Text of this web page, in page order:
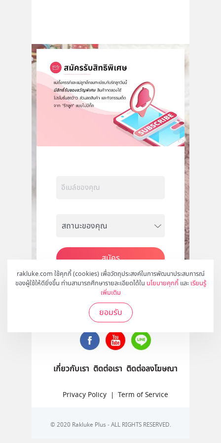
rakluke.com ใช้คุกกี้ (cookies) เพื่อวัตถุประสงค์ในการพัฒนาประสบการณ์
ของผู้ใช้ให้ดียิ่งขึ้น ท่านสามารถศึกษารายละเอียดได้ใน นโยบายคุกกี้ และ เรียนรู้
เพิ่มเติม
ยอมรับ
สมัคร
ติดตามเราได้ที่
เกี่ยวกับเรา ติดต่อเรา ติดต่อลงโฆษณา
Privacy Policy | Term of Service
© 2020 Rakluke Plus - ALL RIGHTS RESERVED.